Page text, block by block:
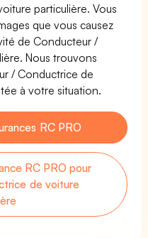
particulière. Vous
que vous causez
de Conducteur /
Nous trouvons
/ Conductrice de
à votre situation.
RC PRO
RC PRO pour
de voiture